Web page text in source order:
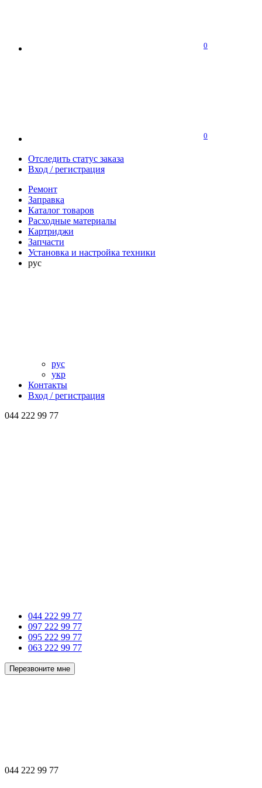
0
0
Отследить статус заказа
Вход / регистрация
Ремонт
Заправка
Каталог товаров
Расходные материалы
Картриджи
Запчасти
Установка и настройка техники
рус
рус
укр
Контакты
Вход / регистрация
044 222 99 77
044 222 99 77
097 222 99 77
095 222 99 77
063 222 99 77
Перезвоните мне
044 222 99 77